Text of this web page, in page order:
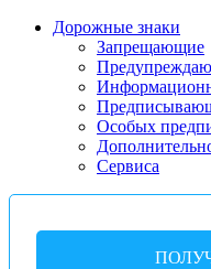
Дорожные знаки
Запрещающие
Особых
Сервиса